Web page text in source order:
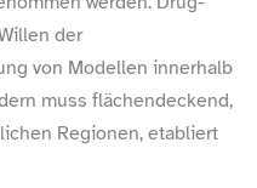
der
von Modellen innerhalb
muss flächendeckend,
Regionen, etabliert